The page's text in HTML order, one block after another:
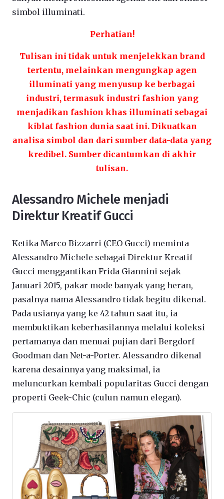
simbol illuminati.
Perhatian!
Tulisan ini tidak untuk menjelekkan brand
tertentu, melainkan mengungkap agen
illuminati yang menyusup ke berbagai
industri, termasuk industri fashion yang
menjadikan fashion khas illuminati sebagai
kiblat fashion dunia saat ini. Dikuatkan
analisa simbol dan dari sumber data-data yang
kredibel. Sumber dicantumkan di akhir
tulisan.
Alessandro Michele menjadi
Direktur Kreatif Gucci
Ketika Marco Bizzarri (CEO Gucci) meminta
Alessandro Michele sebagai Direktur Kreatif
Gucci menggantikan Frida Giannini sejak
Januari 2015, pakar mode banyak yang heran,
pasalnya nama Alessandro tidak begitu dikenal.
Pada usianya yang ke 42 tahun saat itu, ia
membuktikan keberhasilannya melalui koleksi
pertamanya dan menuai pujian dari Bergdorf
Goodman dan Net-a-Porter. Alessandro dikenal
karena desainnya yang maksimal, ia
meluncurkan kembali popularitas Gucci dengan
properti Geek-Chic (culun namun elegan).